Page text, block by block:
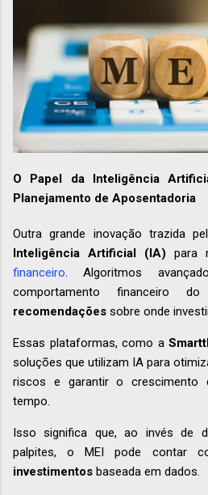
O Papel da Inteligência
Planejamento de Aposentadoria
Outra grande inovação trazida
Inteligência Artificial (IA) para
financeiro . Algoritmos
comportamento financeiro
recomendações sobre onde
Essas plataformas, como a
soluções que utilizam IA para
riscos e garantir o crescimento
tempo.
Isso significa que, ao invés de
palpites, o MEI pode contar
investimentos baseada em dados.